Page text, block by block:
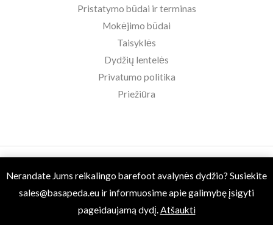
Nerandate Jums reikalingo barefoot avalynės dydžio? Susiekite
sales@basapeda.eu ir informuosime apie galimybę įsigyti
pageidaujamą dydį. Atšaukti
Pristatymo būdai ir terminas
Mokėjimo būdai
Taisyklės
Dydžių lentelės
Privatumo politika
Priežiūra